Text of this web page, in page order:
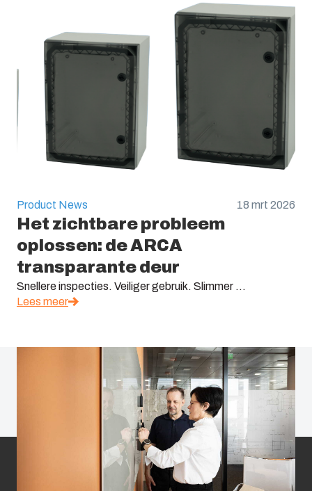
Product News 18 mrt 2026
Het zichtbare probleem
oplossen: de ARCA
transparante deur
Snellere inspecties. Veiliger gebruik. Slimmer ...
Lees meer